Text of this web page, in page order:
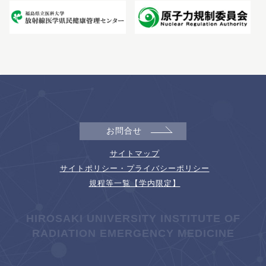
お問合せ
サイトマップ
サイトポリシー・プライバシーポリシー
規程等一覧【学内限定】
HIROSAKI UNIVERSITY INSTITUTE OF
RADIATION EMERGENCY MEDICINE